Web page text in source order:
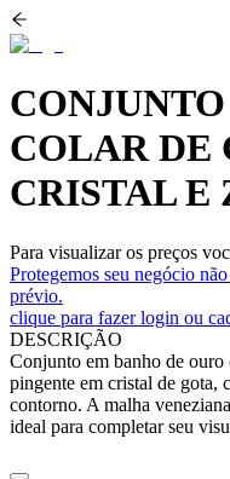
COLAR DE
CRISTAL E
Para visualizar os preços
Protegemos seu negócio
prévio.
clique para fazer login ou
DESCRIÇÃO
Conjunto em banho de
pingente em cristal de gota,
contorno. A malha
ideal para completar seu